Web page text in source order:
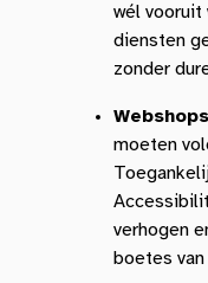
wél vooruit
diensten
zonder
Webshops
moeten
verhogen
boetes